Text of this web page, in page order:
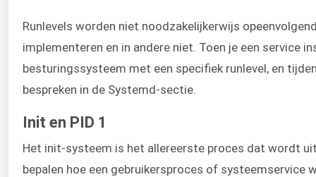
Runlevels worden niet noodzakelijkerwijs
implementeren en in andere niet. Toen je een service
besturingssysteem met een specifiek runlevel, en
bespreken in de Systemd-sectie.
Init en PID 1
Het init-systeem is het allereerste proces dat wordt
bepalen hoe een gebruikersproces of